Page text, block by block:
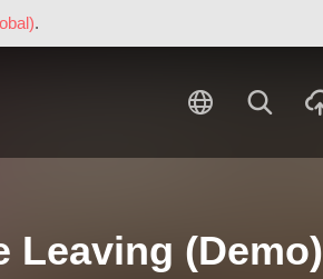
.
Leaving (Demo)